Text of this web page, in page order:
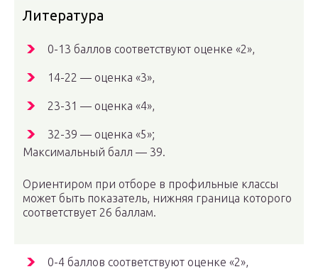
Литература
0-13 баллов соответствуют оценке «2»,
14-22 — оценка «3»,
23-31 — оценка «4»,
32-39 — оценка «5»;
Максимальный балл — 39.
Ориентиром при отборе в профильные классы
может быть показатель, нижняя граница которого
соответствует 26 баллам.
0-4 баллов соответствуют оценке «2»,